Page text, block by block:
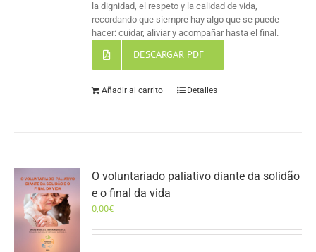
la dignidad, el respeto y la calidad de vida,
recordando que siempre hay algo que se puede
hacer: cuidar, aliviar y acompañar hasta el final.
DESCARGAR PDF
Añadir al carrito Detalles
O voluntariado paliativo diante da solidão
e o final da vida
0,00€